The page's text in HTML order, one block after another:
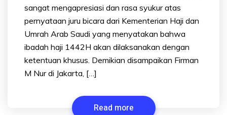
sangat mengapresiasi dan rasa syukur atas
pernyataan juru bicara dari Kementerian Haji dan
Umrah Arab Saudi yang menyatakan bahwa
ibadah haji 1442H akan dilaksanakan dengan
ketentuan khusus. Demikian disampaikan Firman
M Nur di Jakarta, […]
Read more